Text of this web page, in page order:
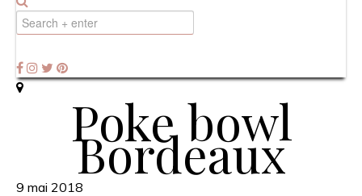
Poke bowl
Bordeaux
9 mai 2018